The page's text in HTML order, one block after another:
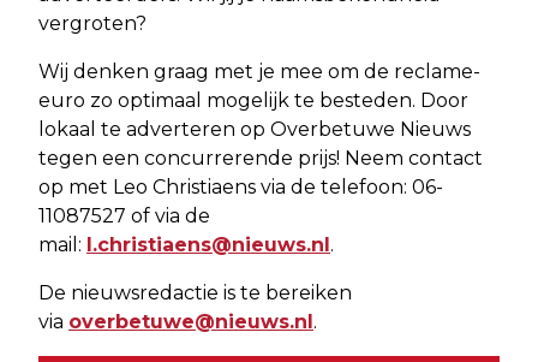
vergroten?
Wij denken graag met je mee om de reclame-
euro zo optimaal mogelijk te besteden. Door
lokaal te adverteren op Overbetuwe Nieuws
tegen een concurrerende prijs! Neem contact
op met Leo Christiaens via de telefoon: 06-
11087527 of via de
mail: l.christiaens@nieuws.nl.
De nieuwsredactie is te bereiken
via overbetuwe@nieuws.nl.